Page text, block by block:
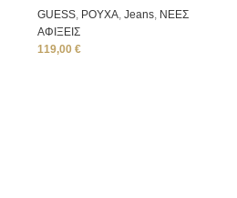
GUESS, ΡΟΥΧΑ, Jeans, ΝΕΕΣ
ΑΦΙΞΕΙΣ
119,00 €